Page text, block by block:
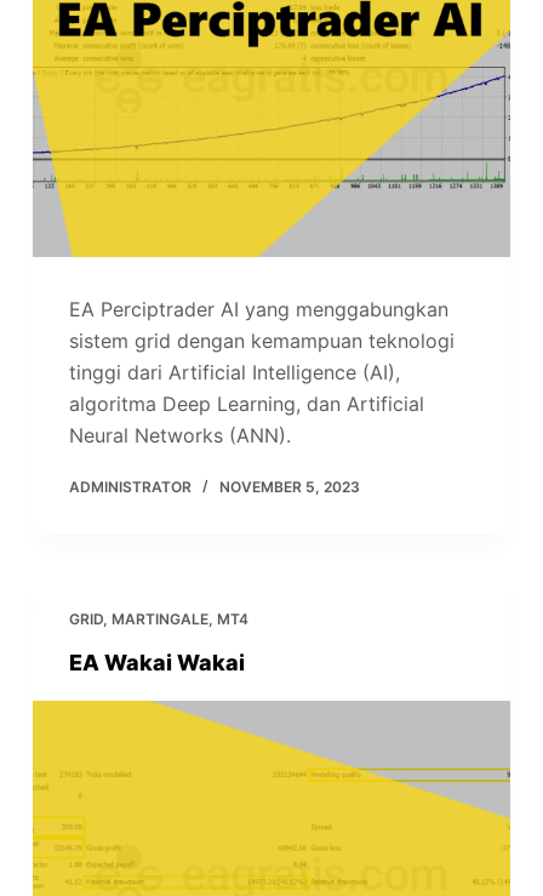
EA Perciptrader AI yang menggabungkan
sistem grid dengan kemampuan teknologi
tinggi dari Artificial Intelligence (AI),
algoritma Deep Learning, dan Artificial
Neural Networks (ANN).
ADMINISTRATOR NOVEMBER 5, 2023
GRID, MARTINGALE, MT4
EA Wakai Wakai